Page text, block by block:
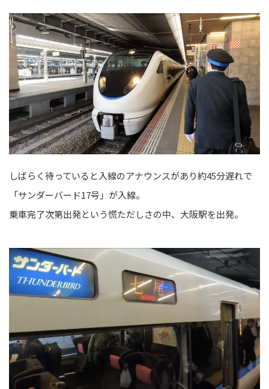
しばらく待っていると入線のアナウンスがあり約45分遅れで
「サンダーバード17号」が入線。
乗車完了次第出発という慌ただしさの中、大阪駅を出発。